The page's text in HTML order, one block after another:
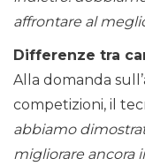
affrontare al
Differenze tra
Alla domanda
competizioni, il
abbiamo
migliorare ancora